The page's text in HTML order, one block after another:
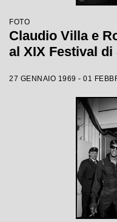
FOTO
Claudio Villa e
al XIX Festival di
27 GENNAIO 1969 - 01